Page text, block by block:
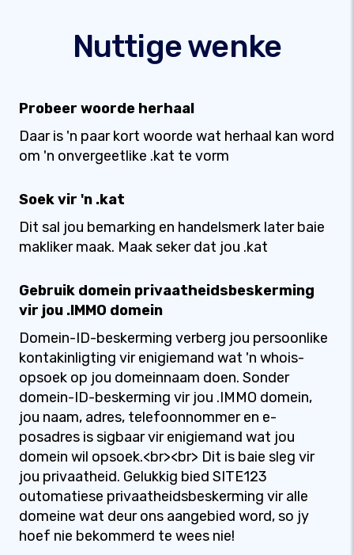
Nuttige wenke
Probeer woorde herhaal
Daar is 'n paar kort woorde wat herhaal kan word
om 'n onvergeetlike .kat te vorm
Soek vir 'n .kat
Dit sal jou bemarking en handelsmerk later baie
makliker maak. Maak seker dat jou .kat
Gebruik domein privaatheidsbeskerming
vir jou .IMMO domein
Domein-ID-beskerming verberg jou persoonlike
kontakinligting vir enigiemand wat 'n whois-
opsoek op jou domeinnaam doen. Sonder
domein-ID-beskerming vir jou .IMMO domein,
jou naam, adres, telefoonnommer en e-
posadres is sigbaar vir enigiemand wat jou
domein wil opsoek.<br><br> Dit is baie sleg vir
jou privaatheid. Gelukkig bied SITE123
outomatiese privaatheidsbeskerming vir alle
domeine wat deur ons aangebied word, so jy
hoef nie bekommerd te wees nie!